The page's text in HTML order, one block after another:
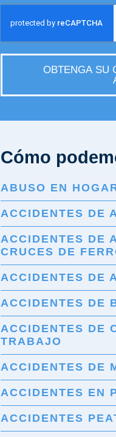
OBTENGA SU
Cómo
ABUSO EN
ACCIDENTES DE
ACCIDENTES DE
CRUCES DE
ACCIDENTES DE
ACCIDENTES DE
ACCIDENTES DE
TRABAJO
ACCIDENTES DE
ACCIDENTES EN
ACCIDENTES